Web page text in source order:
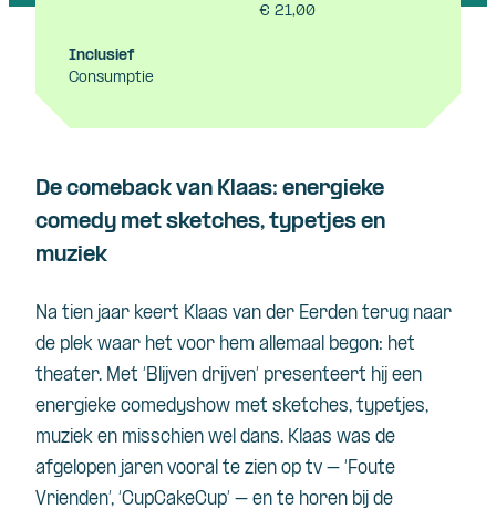
€ 21,00
Inclusief
Consumptie
De comeback van Klaas: energieke
comedy met sketches, typetjes en
muziek
Na tien jaar keert Klaas van der Eerden terug naar
de plek waar het voor hem allemaal begon: het
theater. Met ‘Blijven drijven’ presenteert hij een
energieke comedyshow met sketches, typetjes,
muziek en misschien wel dans. Klaas was de
afgelopen jaren vooral te zien op tv – ‘Foute
Vrienden’, ‘CupCakeCup’ – en te horen bij de